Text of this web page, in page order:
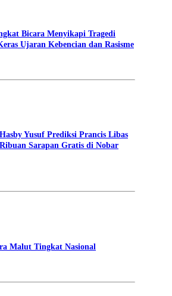
Bicara Menyikapi Tragedi
Ujaran Kebencian dan Rasisme
Yusuf Prediksi Prancis Libas
Sarapan Gratis di Nobar
Malut Tingkat Nasional